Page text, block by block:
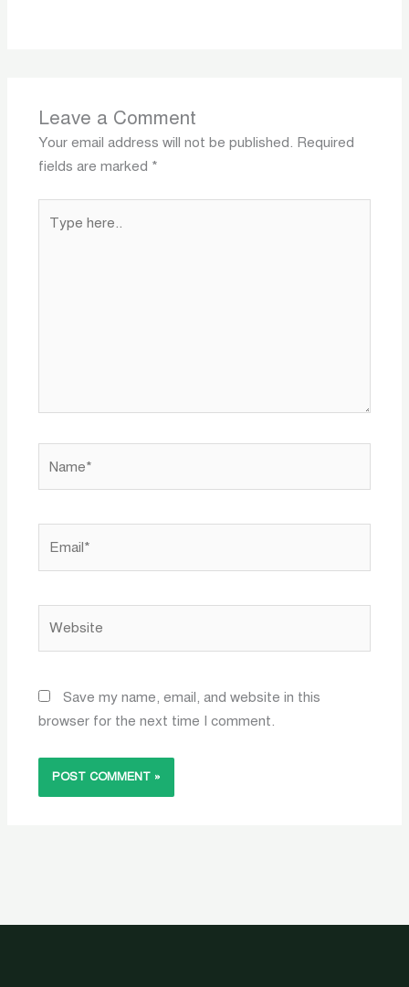
Leave a Comment
Your email address will not be published. Required
fields are marked *
here..
Save my name, email, and website in this
browser for the next time I comment.